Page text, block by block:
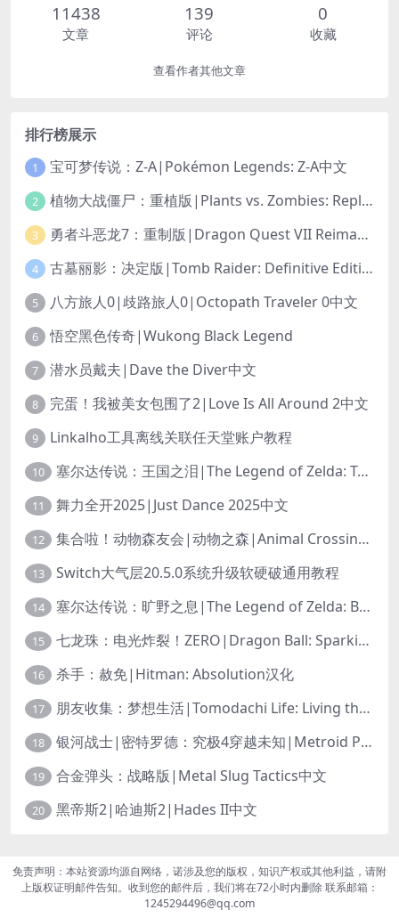
11438
文章
139
评论
0
收藏
查看作者其他文章
排行榜展示
1 宝可梦传说：Z-A|Pokémon Legends: Z-A中文
2 植物大战僵尸：重植版|Plants vs. Zombies: Replanted中文
3 勇者斗恶龙7：重制版|Dragon Quest VII Reimagined中文
4 古墓丽影：决定版|Tomb Raider: Definitive Edition中文
5 八方旅人0|歧路旅人0|Octopath Traveler 0中文
6 悟空黑色传奇|Wukong Black Legend
7 潜水员戴夫|Dave the Diver中文
8 完蛋！我被美女包围了2|Love Is All Around 2中文
9 Linkalho工具离线关联任天堂账户教程
10 塞尔达传说：王国之泪|The Legend of Zelda: Tears of the Kingdom中文
11 舞力全开2025|Just Dance 2025中文
12 集合啦！动物森友会|动物之森|Animal Crossing: New Horizons中文
13 Switch大气层20.5.0系统升级软硬破通用教程
14 塞尔达传说：旷野之息|The Legend of Zelda: Breath of the Wild中文
15 七龙珠：电光炸裂！ZERO|Dragon Ball: Sparking! Zero中文
16 杀手：赦免|Hitman: Absolution汉化
17 朋友收集：梦想生活|Tomodachi Life: Living the Dream中文
18 银河战士|密特罗德：究极4穿越未知|Metroid Prime 4: Beyond中文
19 合金弹头：战略版|Metal Slug Tactics中文
20 黑帝斯2|哈迪斯2|Hades II中文
免责声明：本站资源均源自网络，诺涉及您的版权，知识产权或其他利益，请附
上版权证明邮件告知。收到您的邮件后，我们将在72小时内删除 联系邮箱：
1245294496@qq.com